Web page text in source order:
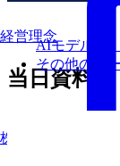
経営理念
AIモデルを
その他のサ
株式について
当日資料